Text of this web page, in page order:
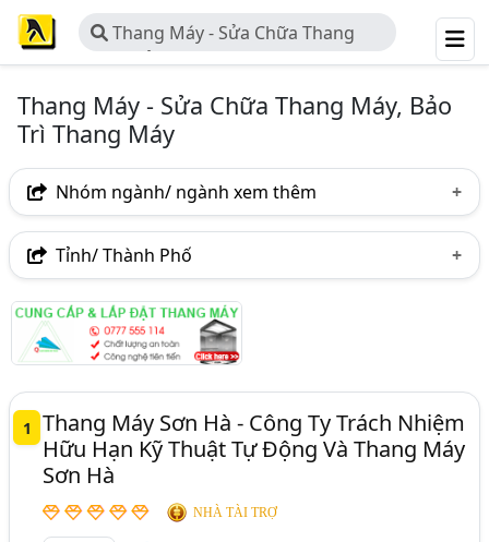
Thang Máy - Sửa Chữa Thang
Máy, Bảo Trì Thang Máy
Thang Máy - Sửa Chữa Thang Máy, Bảo
Trì Thang Máy
Nhóm ngành/ ngành xem thêm
Ngành nghề
(325)
Ngành xem thêm
Thang Máy - Công Ty Thang Máy, Sản Xuất Và Lắp Đặt
Thang Máy (543)
Thang Máy - Thiết Bị, Phụ Tùng Và Linh Kiện Thang
Máy (182)
Tỉnh/ Thành Phố
Hà Nội TP. Hồ Chí Minh (TPHCM)
Bình Dương
Lâm Đồng
TP. Hải Phòng
An Giang
Bà Rịa-Vũng Tàu
Bắc Ninh
Bình Phước Hưng Yên
Hà Tĩnh
Khánh Hòa
Quảng Trị
Sơn La Thái Bình
1
Thang Máy Sơn Hà - Công Ty Trách Nhiệm
Hữu Hạn Kỹ Thuật Tự Động Và Thang Máy
Sơn Hà
NHÀ TÀI TRỢ